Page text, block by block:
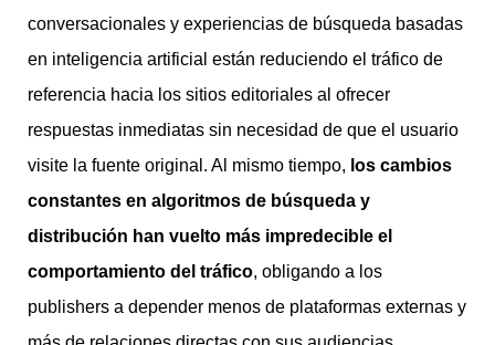
conversacionales y experiencias de búsqueda basadas
en inteligencia artificial están reduciendo el tráfico de
referencia hacia los sitios editoriales al ofrecer
respuestas inmediatas sin necesidad de que el usuario
visite la fuente original. Al mismo tiempo, los cambios
constantes en algoritmos de búsqueda y
distribución han vuelto más impredecible el
comportamiento del tráfico, obligando a los
publishers a depender menos de plataformas externas y